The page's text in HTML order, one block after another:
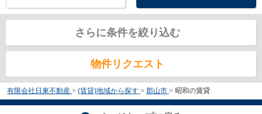
さらに条件を絞り込む
物件リクエスト
有限会社日東不動産 > (賃貸)地域から探す > 郡山市 > 昭和の賃貸